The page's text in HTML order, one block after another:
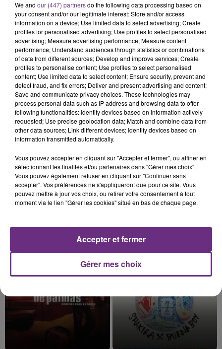
LA CENTRALE NUCLÉAIRE DE CHOOZ
TOUJOURS À L'ARRÊT
Cela fait déjà une semaine que la centrale
nucléaire ardennaise est à l'arrêt. Une situation
justifiée par la sécheresse intense qui est toujours
présente.
TITRES DIFFUSÉS
16h26
16h26 16h23
16h23
Four To The Floor
16h15
16h15
We and our (447) partnersdo the following data processing based on
your consent and/or our legitimate interest: Store and/or access
information on a device; Use limited data to select advertising; Create
profiles for personalised advertising; Use profiles to select personalised
advertising; Measure advertising performance; Measure content
performance; Understand audiences through statistics or combinations
of data from different sources; Develop and improve services; Create
profiles to personalise content; Use profiles to select personalised
content; Use limited data to select content; Ensure security, prevent and
detect fraud, and fix errors; Deliver and present advertising and content;
Save and communicate privacy choices. These technologies may
process personal data such as IP address and browsing data to offer
following functionalities: Identify devices based on information actively
requested; Use precise geolocation data; Match and combine data from
other data sources; Link different devices; Identify devices based on
information transmitted automatically.
Vous pouvez accepter en cliquant sur "Accepter et fermer", ou affiner en
sélectionnant les finalités et/ou partenaires dans "Gérer mes choix".
Vous pouvez également refuser en cliquant sur "Continuer sans
accepter". Vos préférences ne s'appliqueront que pour ce site. Vous
pouvez mettre à jour vos choix, ou retirer votre consentement à tout
moment via le lien "Gérer les cookies" situé en bas de chaque page.
Gérer mes choix
Accepter et fermer